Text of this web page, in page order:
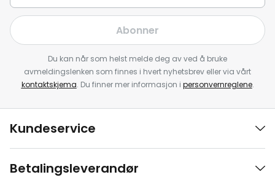
Abonner
Du kan når som helst melde deg av ved å bruke
avmeldingslenken som finnes i hvert nyhetsbrev eller via vårt
kontaktskjema. Du finner mer informasjon i personvernreglene.
Kundeservice
Betalingsleverandør